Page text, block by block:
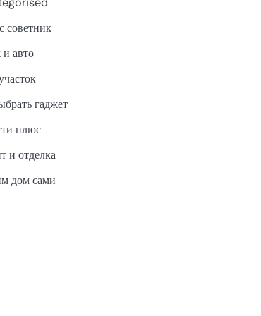
советник
авто
гаджет
плюс
и отделка
дом сами